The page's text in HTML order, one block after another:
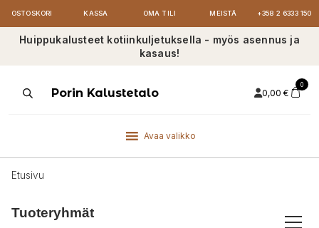
OSTOSKORI KASSA OMA TILI MEISTÄ +358 2 6333 150
Huippukalusteet kotiinkuljetuksella - myös asennus ja
kasaus!
ProductsPorin Kalustetalo 0,00 €
0
Avaa valikko
Etusivu
Tuoteryhmät